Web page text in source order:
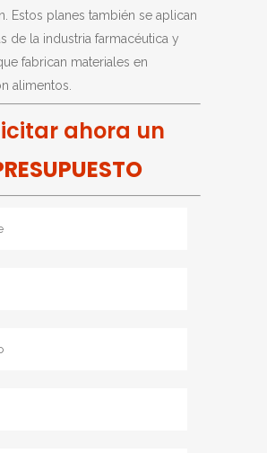
Estos planes también se aplican
de la industria farmacéutica y
fabrican materiales en
alimentos.
ahora un